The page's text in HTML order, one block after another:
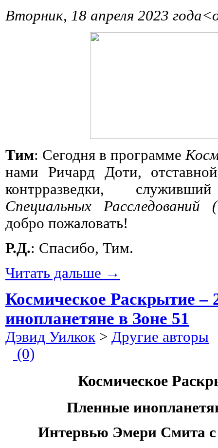
Вторник, 18 апреля 2023
Тим: Сегодня в программе
нами Ричард Доти,
контрразведки,
Специальных
добро пожаловать!
Р.Д.: Спасибо, Тим.
Читать дальше →
Космическое Раскрытие
инопланетяне в Зоне 51
Дэвид Уилкок > Другие авторы
(0)
Космическое
Пленные
Интервью Эмери Смита